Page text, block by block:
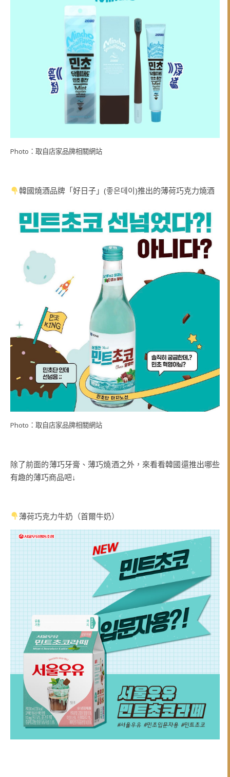
Photo：取自店家品牌相關網站
韓國燒酒品牌「好日子」(좋은데이)推出的薄荷巧克力燒酒
Photo：取自店家品牌相關網站
除了前面的薄巧牙膏、薄巧燒酒之外，來看看韓國還推出哪些
有趣的薄巧商品吧↓
薄荷巧克力牛奶（首爾牛奶）